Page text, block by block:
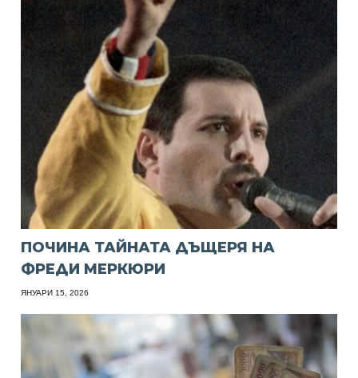
ПОЧИНА ТАЙНАТА ДЪЩЕРЯ НА
ФРЕДИ МЕРКЮРИ
ЯНУАРИ 15, 2026